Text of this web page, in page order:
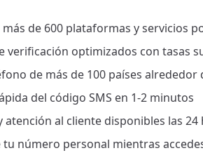
de 600 plataformas y servicios
verificación optimizados con tasas
de más de 100 países alrededor
del código SMS en 1-2 minutos
atención al cliente disponibles las 24
tu número personal mientras